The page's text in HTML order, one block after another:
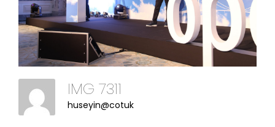
IMG 7311
huseyin@cotuk